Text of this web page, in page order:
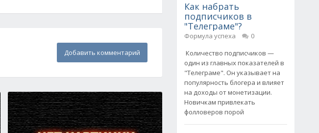
Добавить комментарий
Как набрать
подписчиков в
"Телеграме"?
Формула успеха
0
Количество подписчиков —
один из главных показателей в
"Телеграме". Он указывает на
популярность блогера и влияет
на доходы от монетизации.
Новичкам привлекать
фолловеров порой